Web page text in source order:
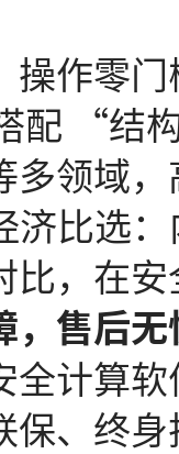
作零门
配 “结
多领域
比选：
比，在
售后无
计算软
保、终